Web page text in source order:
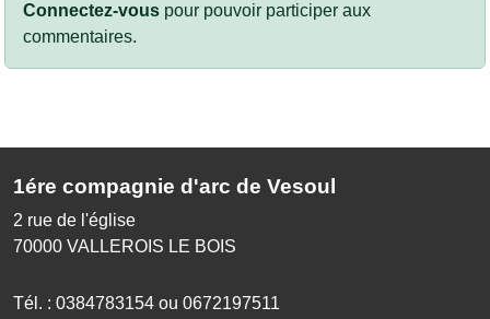
Connectez-vous pour pouvoir participer aux
commentaires.
1ére compagnie d'arc de Vesoul
2 rue de l'église
70000 VALLEROIS LE BOIS
Tél. : 0384783154 ou 0672197511